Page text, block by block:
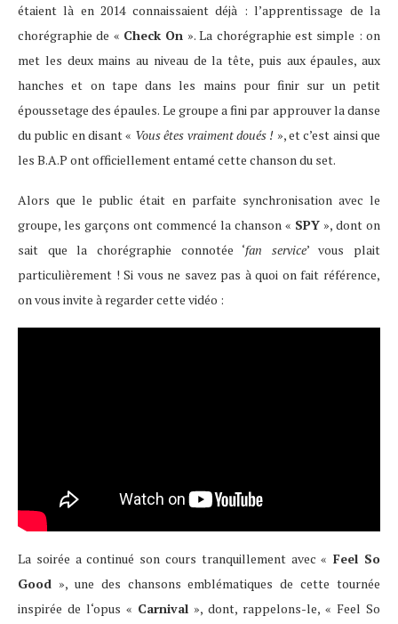
étaient là en 2014 connaissaient déjà : l’apprentissage de la
chorégraphie de « Check On ». La chorégraphie est simple : on
met les deux mains au niveau de la tête, puis aux épaules, aux
hanches et on tape dans les mains pour finir sur un petit
époussetage des épaules. Le groupe a fini par approuver la danse
du public en disant « Vous êtes vraiment doués ! », et c’est ainsi que
les B.A.P ont officiellement entamé cette chanson du set.
Alors que le public était en parfaite synchronisation avec le
groupe, les garçons ont commencé la chanson « SPY », dont on
sait que la chorégraphie connotée ‘fan service’ vous plait
particulièrement ! Si vous ne savez pas à quoi on fait référence,
on vous invite à regarder cette vidéo :
La soirée a continué son cours tranquillement avec « Feel So
Good », une des chansons emblématiques de cette tournée
inspirée de l‘opus « Carnival », dont, rappelons-le, « Feel So